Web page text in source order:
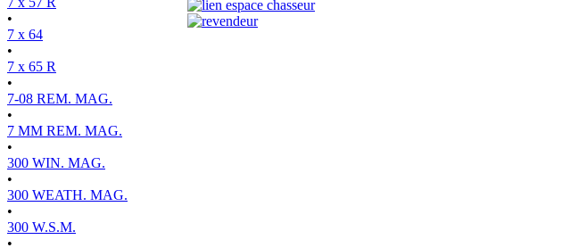
•
7 x 64
•
7 x 65 R
•
7-08 REM. MAG.
•
7 MM REM. MAG.
•
300 WIN. MAG.
•
300 WEATH. MAG.
•
300 W.S.M.
•